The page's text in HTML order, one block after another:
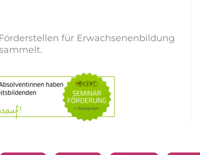
für Erwachsenenbildung